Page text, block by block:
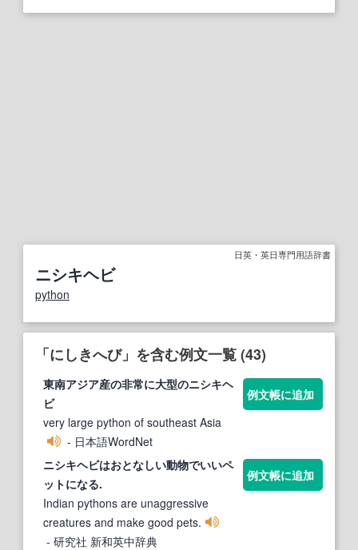
日英・英日専門用語辞書
ニシキヘビ
python
「にしきへび」を含む例文一覧 (43)
東南アジア産の非常に大型のニシキヘ
ビ
very large python of southeast Asia
- 日本語WordNet
例文帳に追加
ニシキヘビはおとなしい動物でいいペ
ットになる.
Indian pythons are unaggressive
creatures and make good pets.
- 研究社 新和英中辞典
例文帳に追加